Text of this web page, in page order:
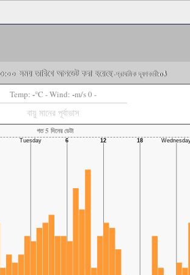
সময় তারিখে আপডেট করা হয়েছে-প্রাথমিক দূষণকারী:o3
Temp: -°C - Wind: -m/s 0 -
বায়ু মানের পূর্বাভাস
গত 5 দিনের ডেটা